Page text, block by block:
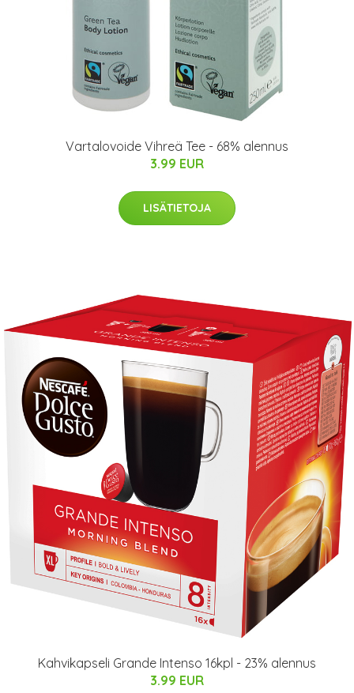
Vartalovoide Vihreä Tee - 68% alennus
3.99 EUR
LISÄTIETOJA
Kahvikapseli Grande Intenso 16kpl - 23% alennus
3.99 EUR